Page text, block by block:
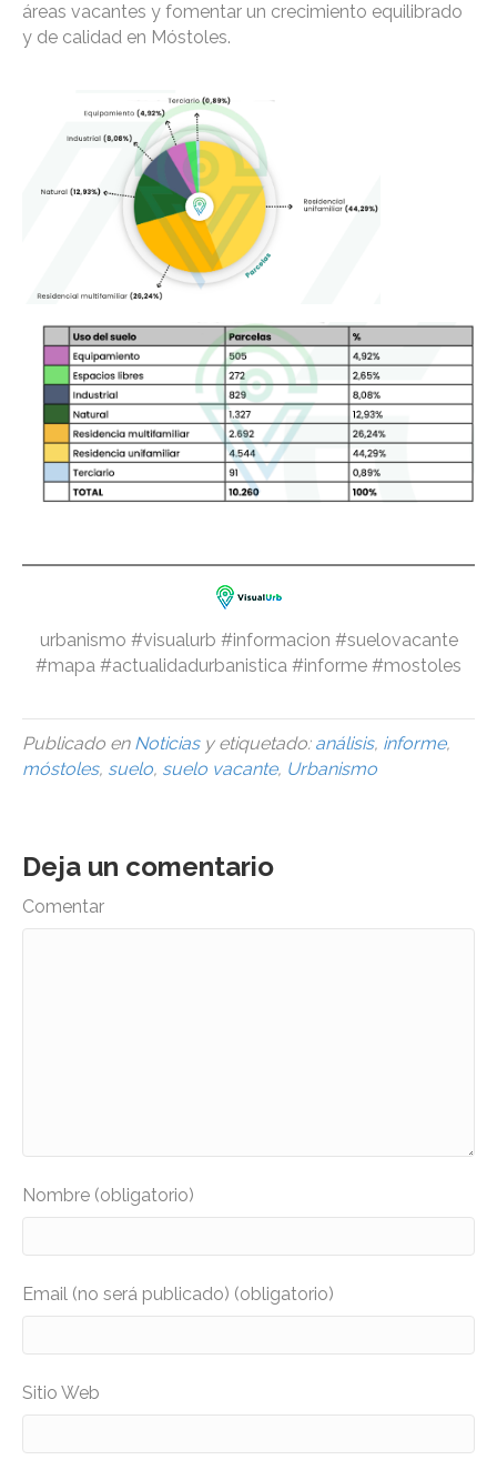
áreas vacantes y fomentar un crecimiento equilibrado
y de calidad en Móstoles.
urbanismo #visualurb #informacion #suelovacante
#mapa #actualidadurbanistica #informe #mostoles
Publicado en Noticiasy etiquetado: análisis, informe,
móstoles, suelo, suelo vacante, Urbanismo
Deja un comentario
Comentar
Nombre (obligatorio)
Email (no será publicado) (obligatorio)
Sitio Web